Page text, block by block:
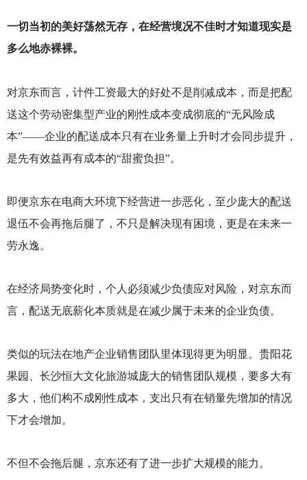
一切当初的美好荡然无存，在经营境况不佳时才知道现实是
多么地赤裸裸。
对京东而言，计件工资最大的好处不是削减成本，而是把配
送这个劳动密集型产业的刚性成本变成彻底的“无风险成
本”——企业的配送成本只有在业务量上升时才会同步提升，
是先有效益再有成本的“甜蜜负担”。
即便京东在电商大环境下经营进一步恶化，至少庞大的配送
退伍不会再拖后腿了，不只是解决现有困境，更是在未来一
劳永逸。
在经济局势变化时，个人必须减少负债应对风险，对京东而
言，配送无底薪化本质就是在减少属于未来的企业负债。
类似的玩法在地产企业销售团队里体现得更为明显。贵阳花
果园、长沙恒大文化旅游城庞大的销售团队规模，要多大有
多大，他们构不成刚性成本，支出只有在销量先增加的情况
下才会增加。
不但不会拖后腿，京东还有了进一步扩大规模的能力。